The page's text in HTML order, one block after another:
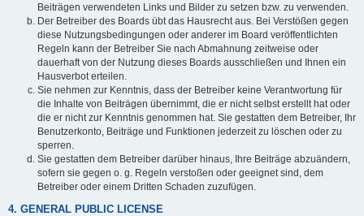
Beiträgen verwendeten Links und Bilder zu setzen bzw. zu verwenden.
Der Betreiber des Boards übt das Hausrecht aus. Bei Verstößen gegen
diese Nutzungsbedingungen oder anderer im Board veröffentlichten
Regeln kann der Betreiber Sie nach Abmahnung zeitweise oder
dauerhaft von der Nutzung dieses Boards ausschließen und Ihnen ein
Hausverbot erteilen.
Sie nehmen zur Kenntnis, dass der Betreiber keine Verantwortung für
die Inhalte von Beiträgen übernimmt, die er nicht selbst erstellt hat oder
die er nicht zur Kenntnis genommen hat. Sie gestatten dem Betreiber, Ihr
Benutzerkonto, Beiträge und Funktionen jederzeit zu löschen oder zu
sperren.
Sie gestatten dem Betreiber darüber hinaus, Ihre Beiträge abzuändern,
sofern sie gegen o. g. Regeln verstoßen oder geeignet sind, dem
Betreiber oder einem Dritten Schaden zuzufügen.
4. GENERAL PUBLIC LICENSE